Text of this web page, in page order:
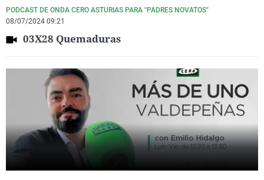
PODCAST DE ONDA CERO ASTURIAS PARA "PADRES NOVATOS"
08/07/2024 09:21
03X28 Quemaduras